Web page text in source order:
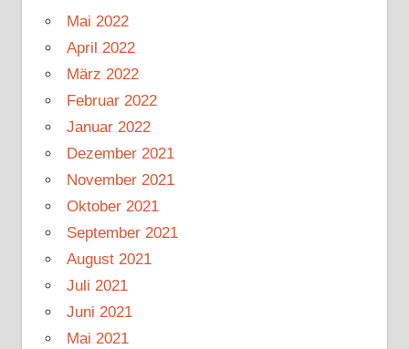
Mai 2022
April 2022
März 2022
Februar 2022
Januar 2022
Dezember 2021
November 2021
Oktober 2021
September 2021
August 2021
Juli 2021
Juni 2021
Mai 2021